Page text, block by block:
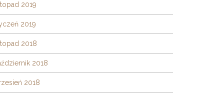
2019
2019
2018
2018
2018